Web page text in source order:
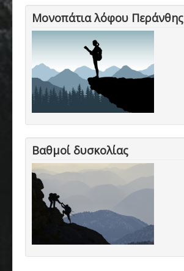
Μονοπάτια λόφου Περάνθης
Βαθμοί δυσκολίας